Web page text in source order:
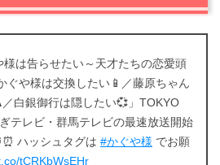
は告らせたい～天才たちの恋愛頭
ぐや様は交換したい📱／藤原ちゃん
白銀御行は隠したい💞」TOKYO
テレビ・群馬テレビの最速放送開始
ハッシュタグは #かぐや様 でお願
tCRKbWsEHr